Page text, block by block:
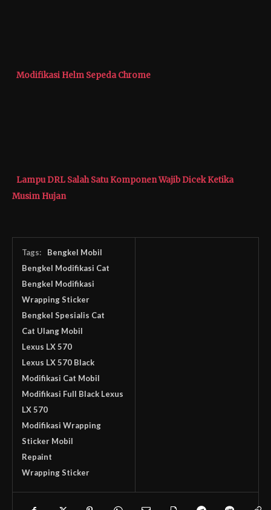
Modifikasi Helm Sepeda Chrome
Lampu DRL Salah Satu Komponen Wajib Dicek Ketika
Musim Hujan
Tags:
Bengkel Mobil
Bengkel Modifikasi Cat
Bengkel Modifikasi
Wrapping Sticker
Bengkel Spesialis Cat
Cat Ulang Mobil
Lexus LX 570
Lexus LX 570 Black
Modifikasi Cat Mobil
Modifikasi Full Black Lexus
LX 570
Modifikasi Wrapping
Sticker Mobil
Repaint
Wrapping Sticker